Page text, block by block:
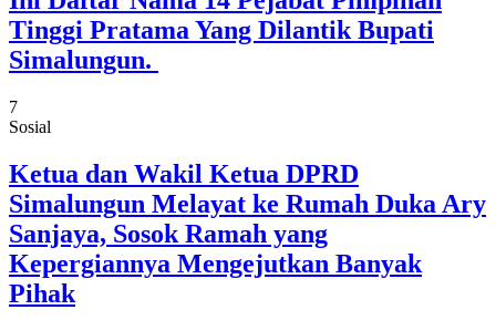
Tinggi Pratama Yang Dilantik Bupati
Simalungun.
7
Sosial
Ketua dan Wakil Ketua DPRD
Simalungun Melayat ke Rumah Duka Ary
Sanjaya, Sosok Ramah yang
Kepergiannya Mengejutkan Banyak
Pihak